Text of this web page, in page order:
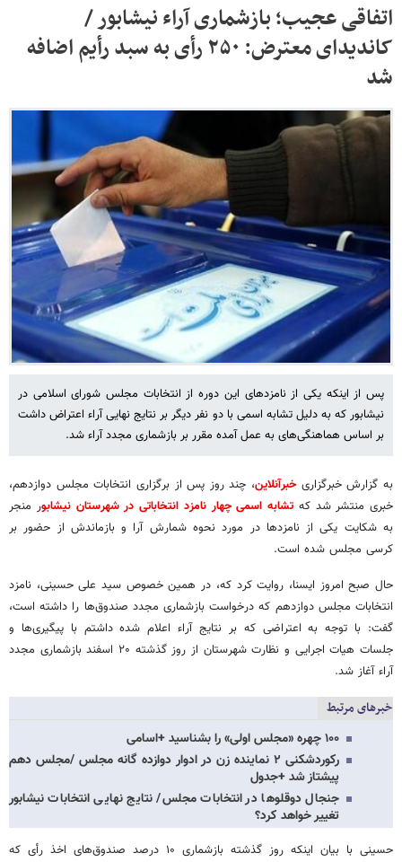
اتفاقی عجیب؛ بازشماری آراء نیشابور /
کاندیدای معترض: ۲۵۰ رأی به سبد رأیم اضافه
شد
پس از اینکه یکی از نامزدهای این دوره از انتخابات مجلس شورای اسلامی در
نیشابور که به دلیل تشابه اسمی با دو نفر دیگر بر نتایج نهایی آراء اعتراض داشت
بر اساس هماهنگی‌های به عمل آمده مقرر بر بازشماری مجدد آراء شد.
به گزارش خبرگزاریخبرآنلاین، چند روز پس از برگزاری انتخابات مجلس دوازدهم،
خبری منتشر شد که تشابه اسمی چهار نامزد انتخاباتی در شهرستان نیشابور منجر
به شکایت یکی از نامزدها در مورد نحوه شمارش آرا و بازماندش از حضور بر
کرسی مجلس شده است.
حال صبح امروز ایسنا، روایت کرد که، در همین خصوص سید علی حسینی، نامزد
انتخابات مجلس دوازدهم که درخواست بازشماری مجدد صندوق‌ها را داشته است،
گفت: با توجه به اعتراضی که بر نتایج آراء اعلام شده داشتم با پیگیری‌ها و
جلسات هیات اجرایی و نظارت شهرستان از روز گذشته ۲۰ اسفند بازشماری مجدد
آراء آغاز شد.
خبرهای مرتبط
۱۰۰ چهره «مجلس اولی» را بشناسید +اسامی
رکوردشکنی ۲ نماینده زن در ادوار دوازده گانه مجلس /مجلس دهم
پیشتاز شد +جدول
جنجال دوقلوها در انتخابات مجلس/ نتایج نهایی انتخابات نیشابور
تغییر خواهد کرد؟
حسینی با بیان اینکه روز گذشته بازشماری ۱۰ درصد صندوق‌های اخذ رأی که